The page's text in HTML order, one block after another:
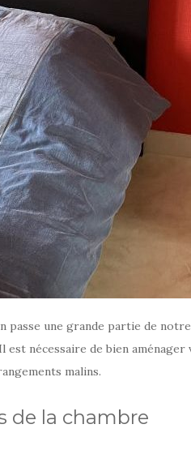
passe une grande partie de
nécessaire de bien
malins.
de la chambre